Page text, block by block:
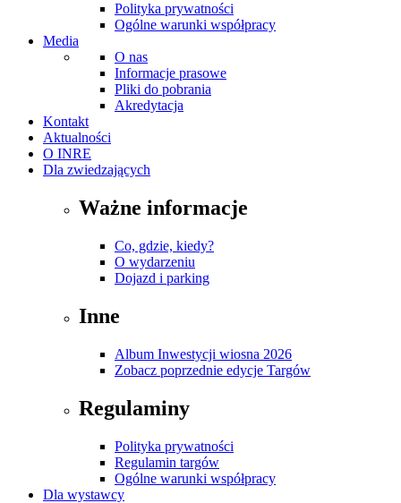
Polityka prywatności
Ogólne warunki współpracy
Media
O nas
Informacje prasowe
Pliki do pobrania
Akredytacja
Kontakt
Aktualności
O INRE
Dla zwiedzających
Ważne informacje
Co, gdzie, kiedy?
O wydarzeniu
Dojazd i parking
Inne
Album Inwestycji wiosna 2026
Zobacz poprzednie edycje Targów
Regulaminy
Polityka prywatności
Regulamin targów
Ogólne warunki współpracy
Dla wystawcy